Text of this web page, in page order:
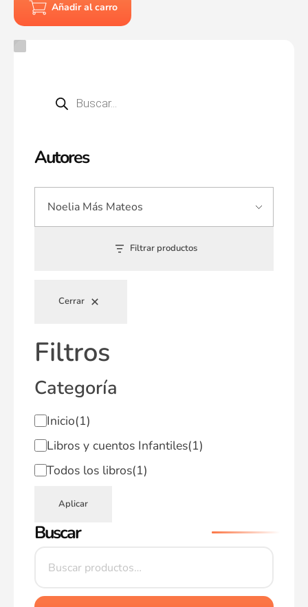
Autores
Filtrar productos
Cerrar
Filtros
Categoría
Inicio(1)
Libros y cuentos Infantiles(1)
Todos los libros(1)
Aplicar
Buscar
Añadir al carro